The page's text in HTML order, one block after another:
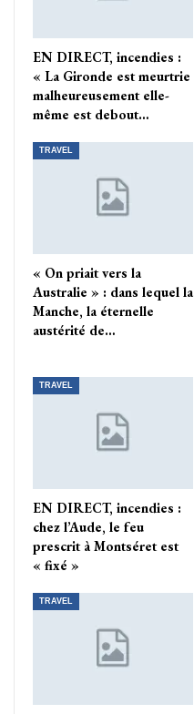
EN DIRECT, incendies :
« La Gironde est meurtrie
malheureusement elle-
même est debout…
TRAVEL
« On priait vers la
Australie » : dans lequel la
Manche, la éternelle
austérité de…
TRAVEL
EN DIRECT, incendies :
chez l’Aude, le feu
prescrit à Montséret est
« fixé »
TRAVEL